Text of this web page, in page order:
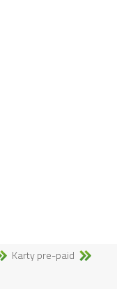
Karty pre-paid